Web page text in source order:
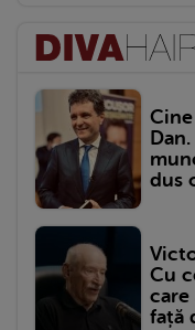
dus
Cu
care
față